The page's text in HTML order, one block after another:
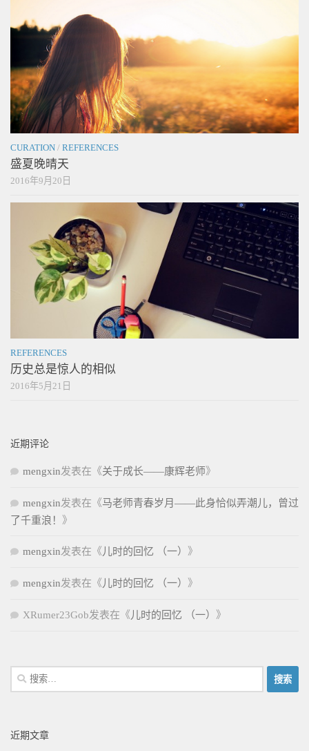
CURATION / REFERENCES
盛夏晚晴天
2016年9月20日
REFERENCES
历史总是惊人的相似
2016年5月21日
近期评论
mengxin发表在《关于成长——康辉老师》
mengxin发表在《马老师青春岁月——此身恰似弄潮儿，曾过
了千重浪！ 》
mengxin发表在《 儿时的回忆 （一） 》
mengxin发表在《 儿时的回忆 （一） 》
XRumer23Gob发表在《 儿时的回忆 （一） 》
搜
索：
近期文章